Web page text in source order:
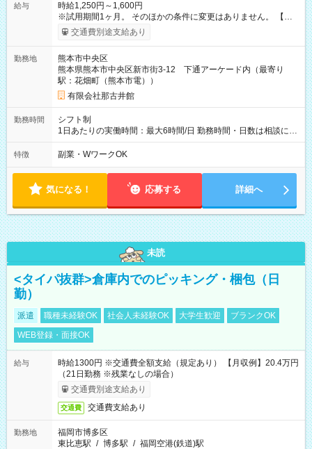
給与
時給1,250円～1,600円
※試用期間1ヶ月。 そのほかの条件に変更はありません。 【試
用期間】試用期間あり 試用期間の長さ：1ヶ月 雇用形態、給与
は本採用時と同じです。
交通費別途支給あり
勤務地
熊本市中央区
熊本県熊本市中央区新市街3-12 下通アーケード内（最寄り
駅：花畑町（熊本市電））
有限会社那古井館
勤務時間
シフト制
1日あたりの実働時間：最大6時間/日 勤務時間・日数は相談に応
じます。 ★土日が入れる方を募集しています！
特徴 副業・WワークOK
気になる！ 応募する 詳細へ
未読
<タイパ抜群>倉庫内でのピッキング・梱包（日
勤）
派遣 職種未経験OK 社会人未経験OK 大学生歓迎
ブランクOK
WEB登録・面接OK
給与
時給1300円 ※交通費全額支給（規定あり） 【月収例】20.4万円
（21日勤務 ※残業なしの場合）
交通費別途支給あり
交通費 交通費支給あり
勤務地
福岡市博多区
東比恵駅 / 博多駅 / 福岡空港(鉄道)駅